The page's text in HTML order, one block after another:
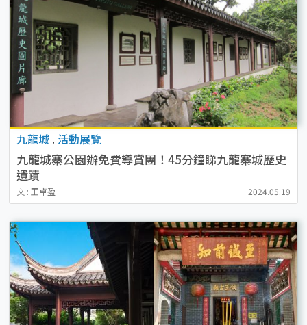
九龍城 . 活動展覽
九龍城寨公園辦免費導賞團！45分鐘睇九龍寨城歷史
遺蹟
文 : 王卓盈 2024.05.19